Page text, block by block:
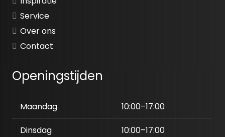
Service
Over ons
Contact
Openingstijden
Maandag 10:00–17:00
Dinsdag 10:00–17:00